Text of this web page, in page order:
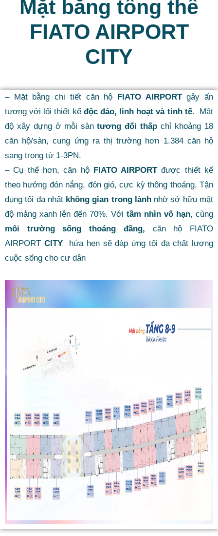
Mặt bằng tổng thể
FIATO AIRPORT
CITY
– Mặt bằng chi tiết căn hộ FIATO AIRPORTgây ấn
tượng với lối thiết kế độc đáo, linh hoạt và tinh tế. Mật
độ xây dựng ở mỗi sàntương đối thấp chỉ khoảng 18
căn hộ/sàn, cung ứng ra thị trường hơn 1.384 căn hộ
sang trọng từ 1-3PN.
– Cụ thể hơn, căn hộFIATO AIRPORTđược thiết kế
theo hướng đón nắng, đón gió, cực kỳ thông thoáng. Tận
dụng tối đa nhất không gian trong lànhnhờ sở hữu mật
độ mảng xanh lên đến 70%. Với tầm nhìn vô hạn, cùng
môi trường sống thoáng đãng, căn hộ FIATO
AIRPORT CITYhứa hẹn sẽ đáp ứng tối đa chất lượng
cuộc sống cho cư dân